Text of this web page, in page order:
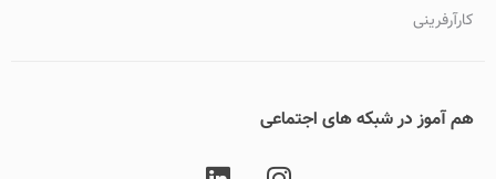
کارآرفرینی
هم آموز در شبکه های اجتماعی